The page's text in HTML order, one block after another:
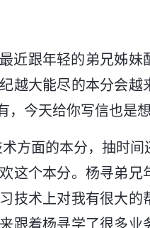
近跟年轻的弟兄姊妹
越大能尽的本分会越
今天给你写信也是
方面的本分，抽时间
这个本分。杨寻弟兄
技术上对我有很大的
跟着杨寻学了很多业